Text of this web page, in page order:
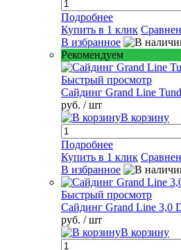
Подробнее
Купить в 1 клик
В избранное
Рекомендуем
Быстрый просмотр
Сайдинг Grand Line
руб. / шт
В корзину
Подробнее
Купить в 1 клик
В избранное
Быстрый просмотр
Сайдинг Grand Line 3,0
руб. / шт
В корзину